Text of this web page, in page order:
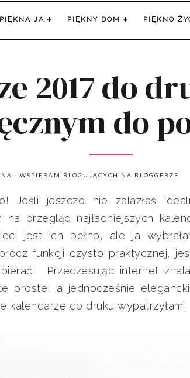
PIĘKNA JA PIĘKNY DOM PIĘKNO
2017 do
do
- WSPIERAM BLOGUJĄCYCH NA BLOGGERZE
Jeśli jeszcze nie zalazłaś
przegląd najładniejszych
jest ich pełno, ale ja
funkcji czysto praktycznej,
Przeczesując internet
proste, a jednocześnie
kalendarze do druku wypatrzyłam!